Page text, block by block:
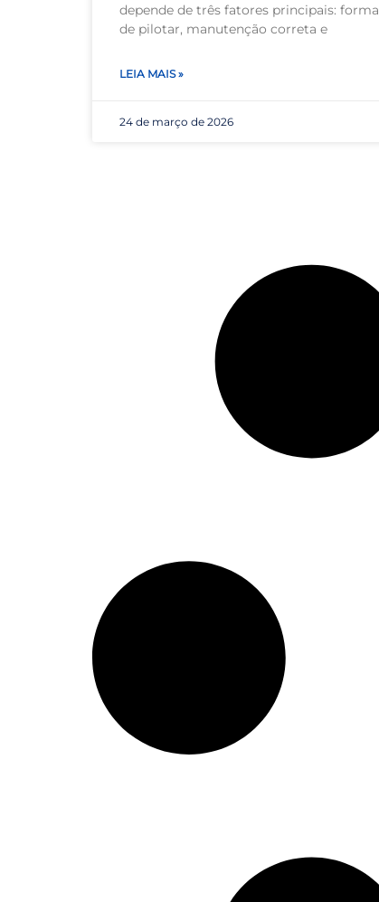
depende de três fatores principais: forma
de pilotar, manutenção correta e
LEIA MAIS »
24 de março de 2026